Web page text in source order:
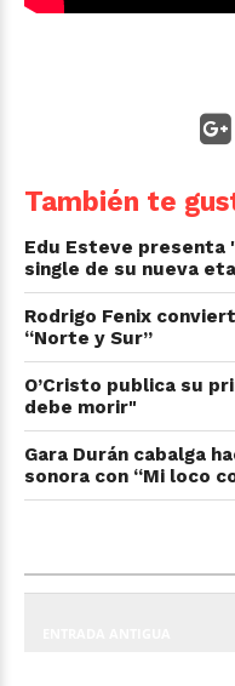
También te
Edu Esteve presenta
single de su nueva
Rodrigo Fenix
“Norte y Sur”
O’Cristo publica su
debe morir"
Gara Durán cabalga
sonora con “Mi loco